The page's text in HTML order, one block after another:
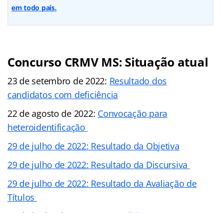
em todo país.
Concurso CRMV MS: Situação atual
23 de setembro de 2022: Resultado dos
candidatos com deficiência
22 de agosto de 2022: Convocação para
heteroidentificação
29 de julho de 2022: Resultado da Objetiva
29 de julho de 2022: Resultado da Discursiva
29 de julho de 2022: Resultado da Avaliação de
Títulos